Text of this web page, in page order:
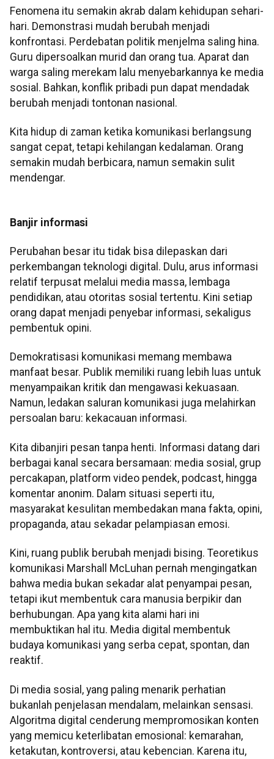
Fenomena itu semakin akrab dalam kehidupan sehari-
hari. Demonstrasi mudah berubah menjadi
konfrontasi. Perdebatan politik menjelma saling hina.
Guru dipersoalkan murid dan orang tua. Aparat dan
warga saling merekam lalu menyebarkannya ke media
sosial. Bahkan, konflik pribadi pun dapat mendadak
berubah menjadi tontonan nasional.
Kita hidup di zaman ketika komunikasi berlangsung
sangat cepat, tetapi kehilangan kedalaman. Orang
semakin mudah berbicara, namun semakin sulit
mendengar.
Banjir informasi
Perubahan besar itu tidak bisa dilepaskan dari
perkembangan teknologi digital. Dulu, arus informasi
relatif terpusat melalui media massa, lembaga
pendidikan, atau otoritas sosial tertentu. Kini setiap
orang dapat menjadi penyebar informasi, sekaligus
pembentuk opini.
Demokratisasi komunikasi memang membawa
manfaat besar. Publik memiliki ruang lebih luas untuk
menyampaikan kritik dan mengawasi kekuasaan.
Namun, ledakan saluran komunikasi juga melahirkan
persoalan baru: kekacauan informasi.
Kita dibanjiri pesan tanpa henti. Informasi datang dari
berbagai kanal secara bersamaan: media sosial, grup
percakapan, platform video pendek, podcast, hingga
komentar anonim. Dalam situasi seperti itu,
masyarakat kesulitan membedakan mana fakta, opini,
propaganda, atau sekadar pelampiasan emosi.
Kini, ruang publik berubah menjadi bising. Teoretikus
komunikasi Marshall McLuhan pernah mengingatkan
bahwa media bukan sekadar alat penyampai pesan,
tetapi ikut membentuk cara manusia berpikir dan
berhubungan. Apa yang kita alami hari ini
membuktikan hal itu. Media digital membentuk
budaya komunikasi yang serba cepat, spontan, dan
reaktif.
Di media sosial, yang paling menarik perhatian
bukanlah penjelasan mendalam, melainkan sensasi.
Algoritma digital cenderung mempromosikan konten
yang memicu keterlibatan emosional: kemarahan,
ketakutan, kontroversi, atau kebencian. Karena itu,